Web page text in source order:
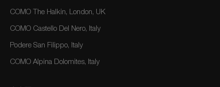
COMO The Halkin, London, UK
COMO Castello Del Nero, Italy
Podere San Filippo, Italy
COMO Alpina Dolomites, Italy